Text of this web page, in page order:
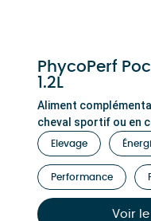
PhycoPerf
1.2L
Aliment
cheval sportif ou en
Elevage
Performance
Voir